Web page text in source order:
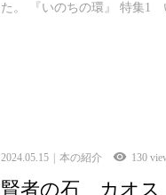
た。 『いのちの環』 特集1
2024.05.15 本の紹介 130
賢者の石 カオス